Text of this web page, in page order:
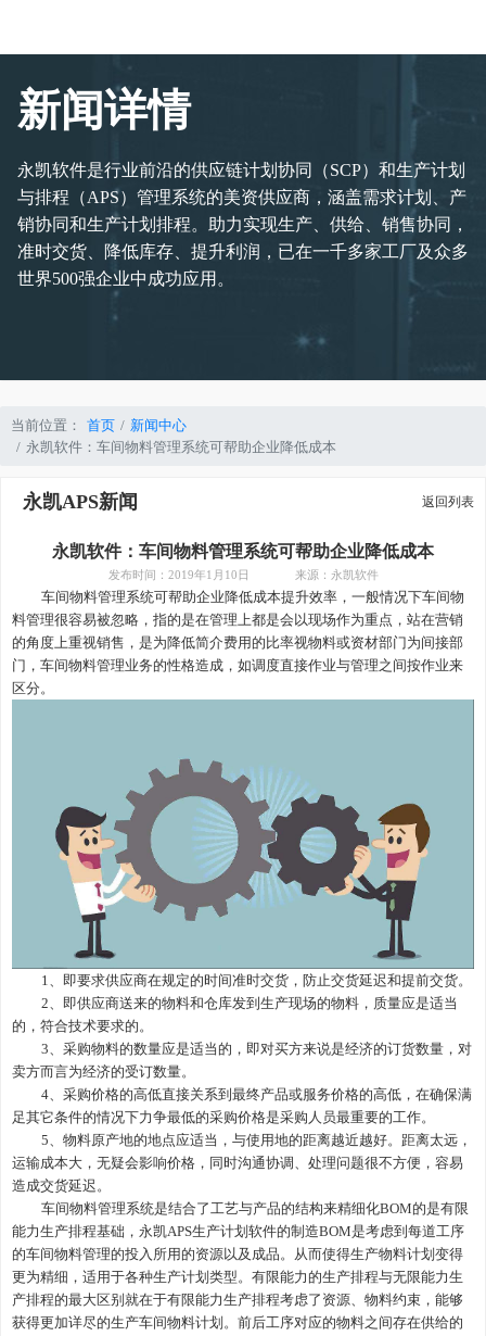
新闻详情
永凯软件是行业前沿的供应链计划协同（SCP）和生产计划
与排程（APS）管理系统的美资供应商，涵盖需求计划、产
销协同和生产计划排程。助力实现生产、供给、销售协同，
准时交货、降低库存、提升利润，已在一千多家工厂及众多
世界500强企业中成功应用。
当前位置： 首页
新闻中心
永凯软件：车间物料管理系统可帮助企业降低成本
永凯APS新闻 返回列表
永凯软件：车间物料管理系统可帮助企业降低成本
发布时间： 2019年1月10日 来源：永凯软件
车间物料管理系统可帮助企业降低成本提升效率，一般情况下车间物
料管理很容易被忽略，指的是在管理上都是会以现场作为重点，站在营销
的角度上重视销售，是为降低简介费用的比率视物料或资材部门为间接部
门 ，车间物料管理业务的性格造成 ， 如调度直接作业与管理之间按作业来
区分。
1、即要求供应商在规定的时间准时交货，防止交货延迟和提前交货。
2、即供应商送来的物料和仓库发到生产现场的物料，质量应是适当
的，符合技术要求的。
3、采购物料的数量应是适当的，即对买方来说是经济的订货数量，对
卖方而言为经济的受订数量。
4、采购价格的高低直接关系到最终产品或服务价格的高低，在确保满
足其它条件的情况下力争最低的采购价格是采购人员最重要的工作。
5、物料原产地的地点应适当，与使用地的距离越近越好。距离太远，
运输成本大，无疑会影响价格，同时沟通协调、处理问题很不方便，容易
造成交货延迟。
车间物料管理系统是结合了工艺与产品的结构来精细化BOM的是有限
能力生产排程基础，永凯APS生产计划软件的制造BOM是考虑到每道工序
的车间物料管理的投入所用的资源以及成品。从而使得生产物料计划变得
更为精细，适用于各种生产计划类型。 有限能力 的生产排程与无限能力生
产排程的最大区别 就在于有限能力生产排程考虑了资源、物料约束，能够
获得更加详尽的生产车间物料计划。前后工序对应的物料之间存在供给的